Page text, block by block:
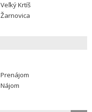
Veľký Krtíš
Žarnovica
Prenájom
Nájom